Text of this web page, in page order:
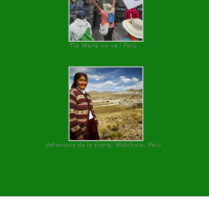
Tía María no va ! Perú
defensora de la tierra, Melchora, Perú